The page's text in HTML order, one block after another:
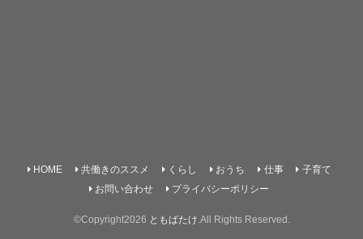
HOME 共働きのススメ くらし おうち 仕事
子育て
お問い合わせ
プライバシーポリシー
©Copyright2026 ともばたけ .All Rights Reserved.